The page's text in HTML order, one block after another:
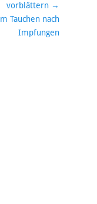
vorblättern →
Tauchen nach
Impfungen